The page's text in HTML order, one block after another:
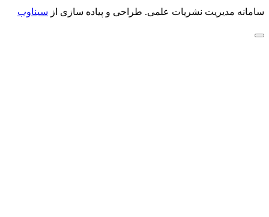
سامانه مدیریت نشریات علمی. طراحی و پیاده سازی از سیناوب